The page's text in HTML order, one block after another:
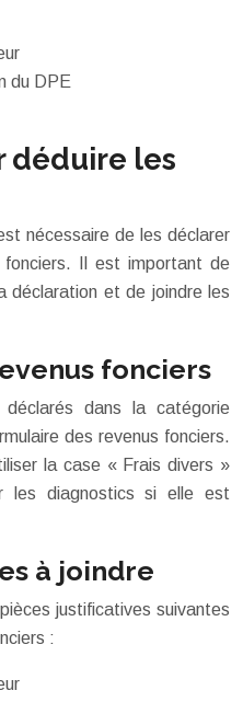
du DPE
déduire les
nécessaire de les déclarer
fonciers. Il est important de
déclaration et de joindre les
fonciers
dans la catégorie
des revenus fonciers.
la case « Frais divers »
les diagnostics si elle est
à joindre
justificatives suivantes
: